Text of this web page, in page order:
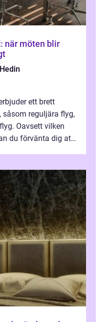
när möten blir
ett brett
reguljära flyg,
Oavsett vilken
du förvänta dig att